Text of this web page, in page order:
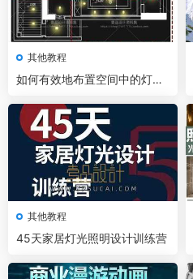
其他教程
如何有效地布置空间中的灯具
其他教程
45天家居灯光照明设计训练营